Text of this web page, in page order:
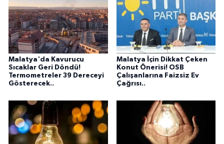
Malatya'da Kavurucu
Sıcaklar Geri Döndü!
Termometreler 39 Dereceyi
Gösterecek..
Malatya İçin Dikkat Çeken
Konut Önerisi! OSB
Çalışanlarına Faizsiz Ev
Çağrısı..